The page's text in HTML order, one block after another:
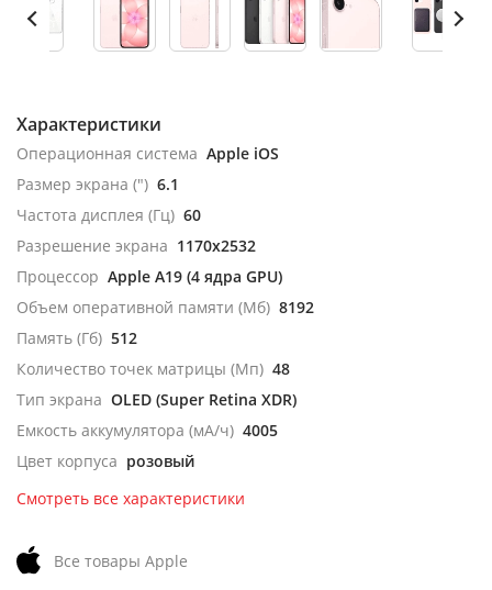
Характеристики
Операционная система Apple iOS
Размер экрана (") 6.1
Частота дисплея (Гц) 60
Разрешение экрана 1170x2532
Процессор Apple A19 (4 ядра GPU)
Объем оперативной памяти (Мб) 8192
Память (Гб) 512
Количество точек матрицы (Мп) 48
Тип экрана OLED (Super Retina XDR)
Емкость аккумулятора (мА/ч) 4005
Цвет корпуса розовый
Смотреть все характеристики
Все товары Apple